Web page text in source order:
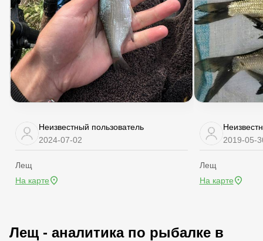
Неизвестный пользователь
2024-07-02
Лещ
На карте
2019-05-
Лещ
На карте
Лещ - аналитика по рыбалке в